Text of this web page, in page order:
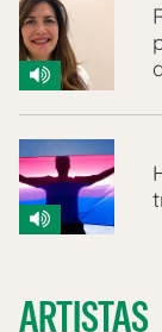
ARTISTAS